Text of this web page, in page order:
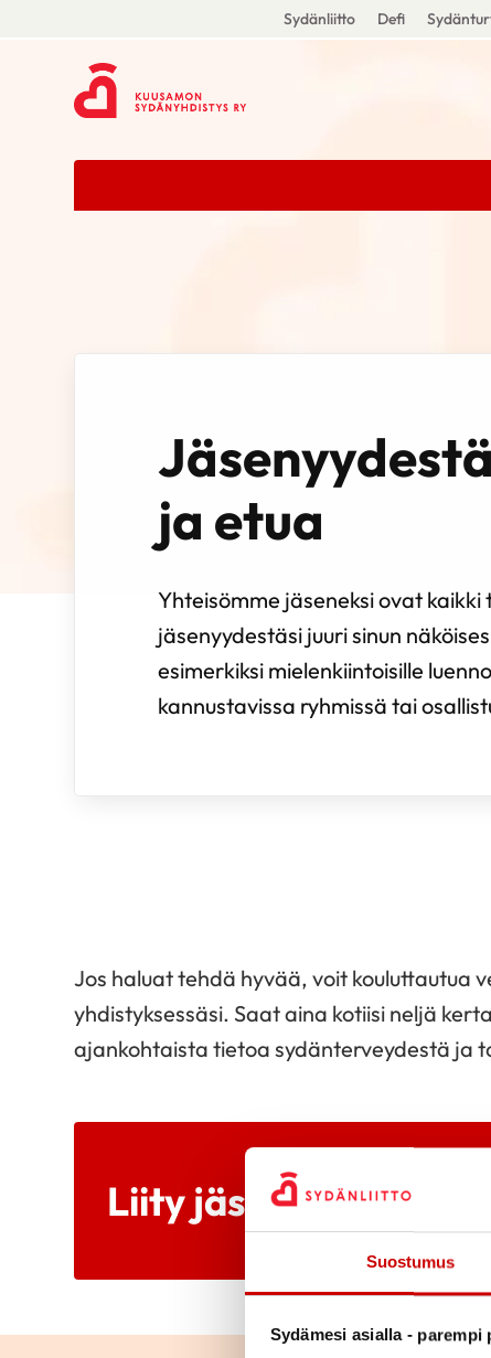
Suostumus
Sydämesi asialla - parempi
Sydänliitto Defi
ja etua
Yhteisömme jäseneksi ovat
jäsenyydestäsi juuri sinun
esimerkiksi mielenkiintoisille
kannustavissa ryhmissä tai
Jos haluat tehdä hyvää, voit kouluttautua
yhdistyksessäsi. Saat aina kotiisi neljä
ajankohtaista tietoa sydänterveydestä ja
Liity jäseneksi